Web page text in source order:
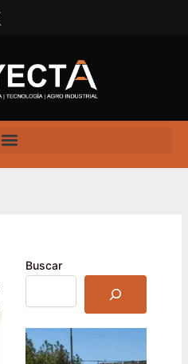
Buscar
InstagramFacebook